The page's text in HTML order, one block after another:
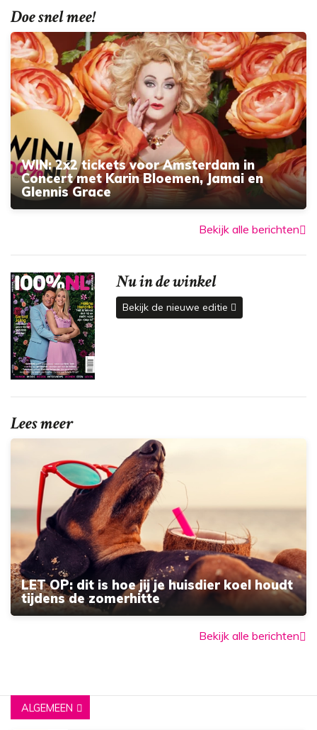
Doe snel mee!
WIN: 2x2 tickets voor Amsterdam in
Concert met Karin Bloemen, Jamai en
Glennis Grace
Bekijk alle berichten
Nu in de winkel
Bekijk de nieuwe editie
Lees meer
LET OP: dit is hoe jij je huisdier koel houdt
tijdens de zomerhitte
Bekijk alle berichten
ALGEMEEN